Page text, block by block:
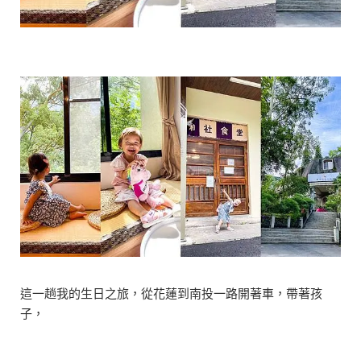
這一趟我的生日之旅，從花蓮到南投一路開著車，帶著孩
子，